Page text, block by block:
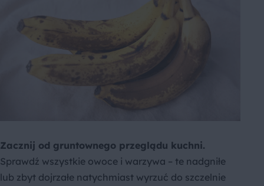
Zacznij od gruntownego przeglądu kuchni.
Sprawdź wszystkie owoce i warzywa – te nadgniłe
lub zbyt dojrzałe natychmiast wyrzuć do szczelnie